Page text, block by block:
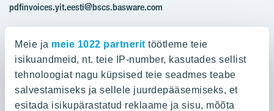
Meie ja meie 1022 partnerit töötleme teie
isikuandmeid, nt. teie IP-number, kasutades sellist
tehnoloogiat nagu küpsised teie seadmes teabe
salvestamiseks ja sellele juurdepääsemiseks, et
esitada isikupärastatud reklaame ja sisu, mõõta
pdfinvoices.yit.eesti@bscs.basware.com
KMKR: EE100210897
Ettevõttest